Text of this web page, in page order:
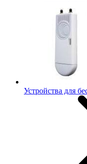
Устройства для